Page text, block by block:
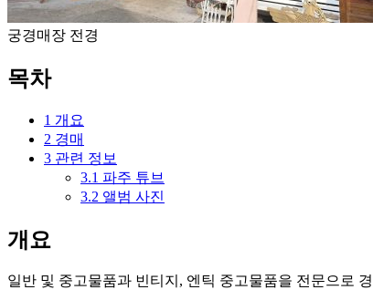
궁경매장 전경
목차
1 개요
2 경매
3 관련 정보
3.1 파주 튜브
3.2 앨범 사진
개요
일반 및 중고물품과 빈티지, 엔틱 중고물품을 전문으로